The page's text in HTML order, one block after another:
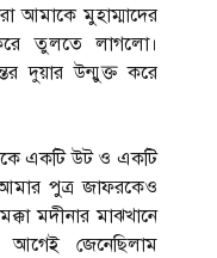
আমাকে মুহাম্মাদের
তুলতে লাগলো।
দুয়ার উন্মুক্ত করে
একটি উট ও একটি
আমার পুত্র জাফরকেও
মদীনার মাঝখানে
জেনেছিলাম